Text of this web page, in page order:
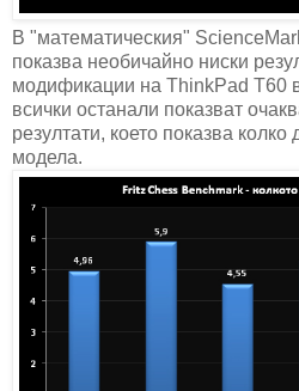
В "математическия"
показва необичайно ниски
модификации на ThinkPad T60 в
всички останали показват
резултати, което показва
модела.